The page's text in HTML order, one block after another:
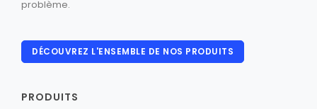
problème.
DÉCOUVREZ L'ENSEMBLE DE NOS PRODUITS
PRODUITS